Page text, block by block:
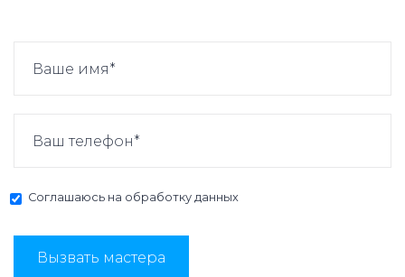
Соглашаюсь на обработку данных
Вызвать мастера